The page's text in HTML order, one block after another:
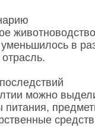
уменьшилось в
можно
питания,